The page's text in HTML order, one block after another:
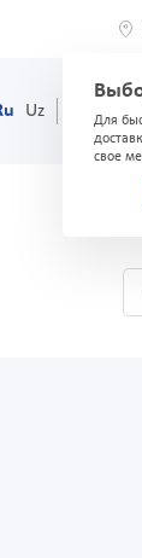
Для
свое
Uz (71)